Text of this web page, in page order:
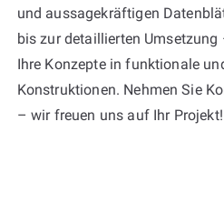
und aussagekräftigen
bis zur detaillierten
Ihre Konzepte in funktionale
Konstruktionen. Nehmen Sie
– wir freuen uns auf Ihr Projekt!